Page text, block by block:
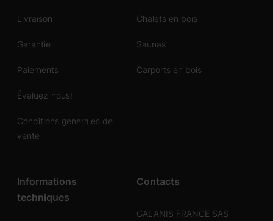
Livraison
Garantie
Paiements
Évaluez-nous!
Conditions générales de
vente
Chalets en bois
Saunas
Carports en bois
Informations
techniques
Contacts
GALANIS FRANCE SAS